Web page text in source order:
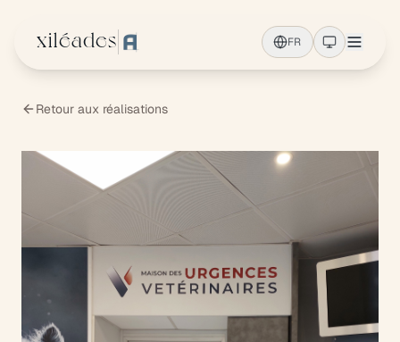
xiléades
FR
Retour aux réalisations